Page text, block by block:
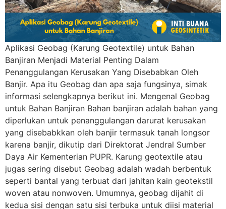
Aplikasi Geobag (Karung Geotextile) untuk Bahan
Banjiran Menjadi Material Penting Dalam
Penanggulangan Kerusakan Yang Disebabkan Oleh
Banjir. Apa itu Geobag dan apa saja fungsinya, simak
informasi selengkapnya berikut ini. Mengenal Geobag
untuk Bahan Banjiran Bahan banjiran adalah bahan yang
diperlukan untuk penanggulangan darurat kerusakan
yang disebabkkan oleh banjir termasuk tanah longsor
karena banjir, dikutip dari Direktorat Jendral Sumber
Daya Air Kementerian PUPR. Karung geotextile atau
jugas sering disebut Geobag adalah wadah berbentuk
seperti bantal yang terbuat dari jahitan kain geotekstil
woven atau nonwoven. Umumnya, geobag dijahit di
kedua sisi dengan satu sisi terbuka untuk diisi material